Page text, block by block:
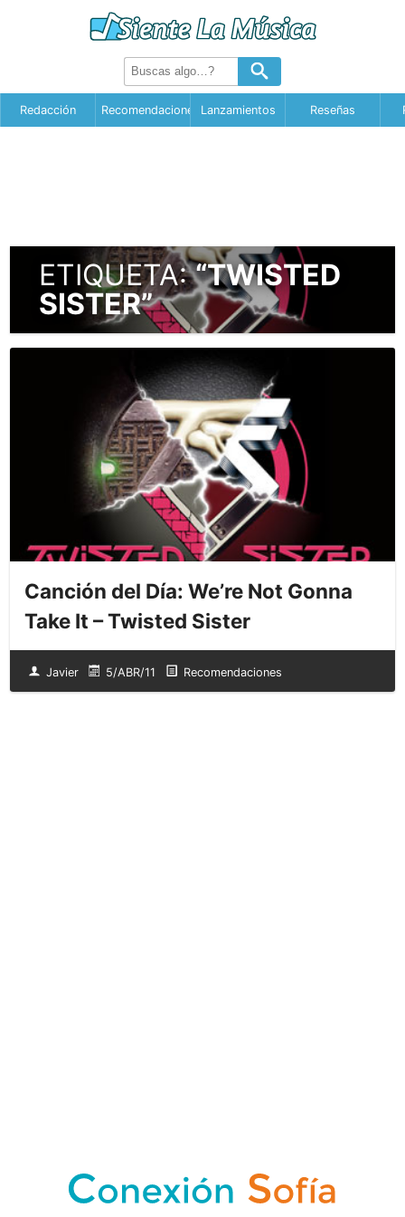
Redacción Recomendaciones Lanzamientos Reseñas
ETIQUETA:“TWISTED
SISTER”
Canción del Día: We’re Not Gonna
Take It – Twisted Sister
Javier 5/ABR/11 Recomendaciones